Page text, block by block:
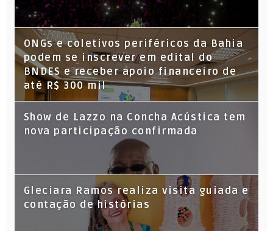
ONGs e coletivos periféricos da Bahia
podem se inscrever em edital do
BNDES e receber apoio financeiro de
até R$ 300 mil
Show de Lazzo na Concha Acústica tem
nova participação confirmada
Gleciara Ramos realiza visita guiada e
contação de histórias